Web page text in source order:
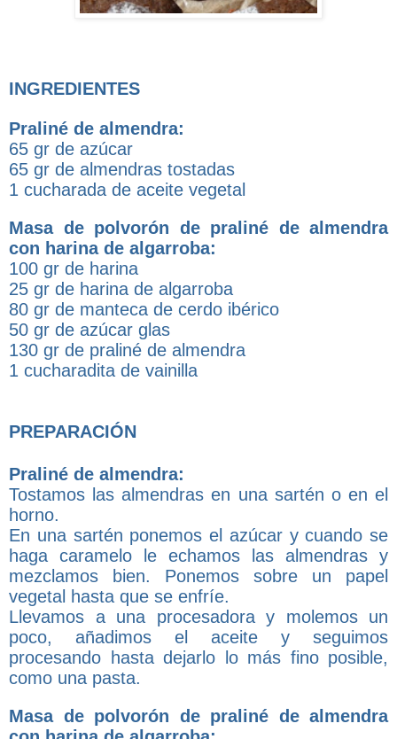
INGREDIENTES
Praliné de almendra:
65 gr de azúcar
65 gr de almendras tostadas
1 cucharada de aceite vegetal
Masa de polvorón de praliné de almendra
con harina de algarroba:
100 gr de harina
25 gr de harina de algarroba
80 gr de manteca de cerdo ibérico
50 gr de azúcar glas
130 gr de praliné de almendra
1 cucharadita de vainilla
PREPARACIÓN
Praliné de almendra:
Tostamos las almendras en una sartén o en el
horno.
En una sartén ponemos el azúcar y cuando se
haga caramelo le echamos las almendras y
mezclamos bien. Ponemos sobre un papel
vegetal hasta que se enfríe.
Llevamos a una procesadora y molemos un
poco, añadimos el aceite y seguimos
procesando hasta dejarlo lo más fino posible,
como una pasta.
Masa de polvorón de praliné de almendra